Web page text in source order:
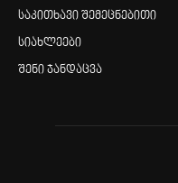
საკითხავი შემეცნებითი
სიახლეები
შენი ჯანდაცვა